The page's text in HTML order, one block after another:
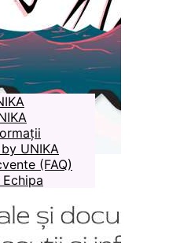
UNIKA
(FAQ)